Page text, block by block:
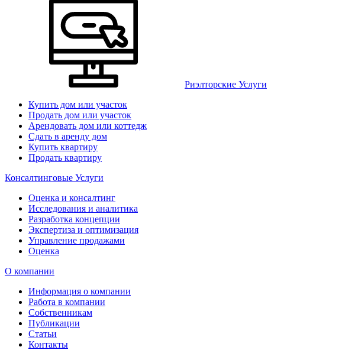
Риэлторские Услуги
Купить дом или участок
Продать дом или участок
Арендовать дом или коттедж
Сдать в аренду дом
Купить квартиру
Продать квартиру
Консалтинговые Услуги
Оценка и консалтинг
Исследования и аналитика
Разработка концепции
Экспертиза и оптимизация
Управление продажами
Оценка
О компании
Информация о компании
Работа в компании
Собственникам
Публикации
Статьи
Контакты